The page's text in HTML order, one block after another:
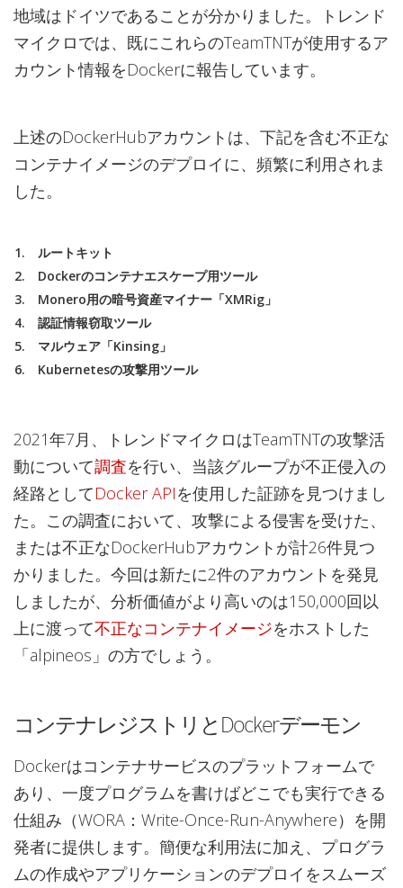
地域はドイツであることが分かりました。トレンド
マイクロでは、既にこれらのTeamTNTが使用するア
カウント情報をDockerに報告しています。
上述のDockerHubアカウントは、下記を含む不正な
コンテナイメージのデプロイに、頻繁に利用されま
した。
ルートキット
Dockerのコンテナエスケープ用ツール
Monero用の暗号資産マイナー「XMRig」
認証情報窃取ツール
マルウェア「Kinsing」
Kubernetesの攻撃用ツール
2021年7月、トレンドマイクロはTeamTNTの攻撃活
動について調査を行い、当該グループが不正侵入の
経路としてDocker APIを使用した証跡を見つけまし
た。この調査において、攻撃による侵害を受けた、
または不正なDockerHubアカウントが計26件見つ
かりました。今回は新たに2件のアカウントを発見
しましたが、分析価値がより高いのは150,000回以
上に渡って不正なコンテナイメージをホストした
「alpineos」の方でしょう。
コンテナレジストリとDockerデーモン
Dockerはコンテナサービスのプラットフォームで
あり、一度プログラムを書けばどこでも実行できる
仕組み（WORA：Write-Once-Run-Anywhere）を開
発者に提供します。簡便な利用法に加え、プログラ
ムの作成やアプリケーションのデプロイをスムーズ